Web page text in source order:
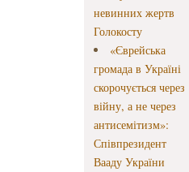
невинних жертв
Голокосту
«Єврейська
громада в Україні
скорочується через
війну, а не через
антисемітизм»:
Співпрезидент
Вааду України